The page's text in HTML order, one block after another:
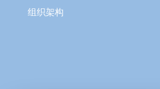
组织架构